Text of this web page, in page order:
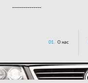
---------------
01. О нас